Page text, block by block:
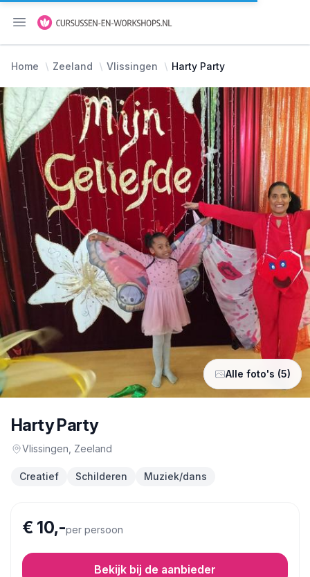
Menu openen
Home Zeeland Vlissingen Harty Party
Alle foto's (5)
Harty Party
Vlissingen , Zeeland
Creatief Schilderen Muziek/dans
€ 10,-per persoon
Bekijk bij de aanbieder